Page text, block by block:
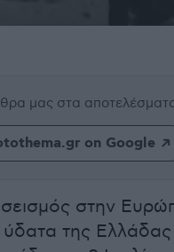
μας στα
on Google
στην
της Ελλάδας